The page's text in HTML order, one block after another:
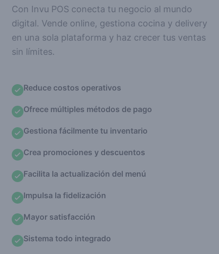
Con Invu POS conecta tu negocio al mundo
digital. Vende online, gestiona cocina y delivery
en una sola plataforma y haz crecer tus ventas
sin límites.
Reduce costos operativos
Ofrece múltiples métodos de pago
Gestiona fácilmente tu inventario
Crea promociones y descuentos
Facilita la actualización del menú
Impulsa la fidelización
Mayor satisfacción
Sistema todo integrado